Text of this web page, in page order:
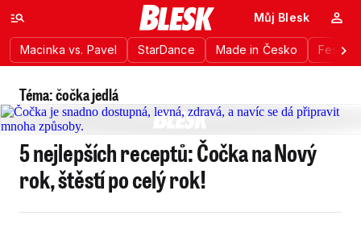
Macinka vs. Pavel StarDance Made in Česko
Můj Blesk
Téma: čočka jedlá
5 nejlepších receptů: Čočka na Nový
rok, štěstí po celý rok!